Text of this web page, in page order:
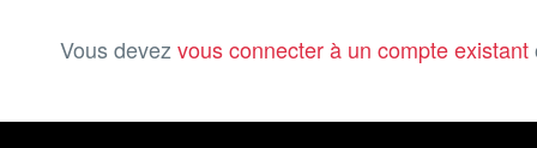
Vous devez vous connecter à un compte existant